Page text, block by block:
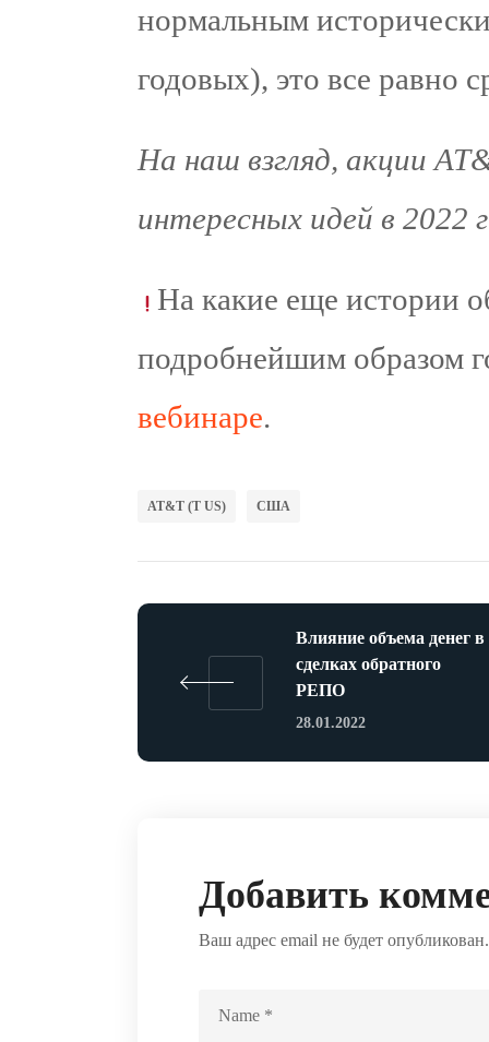
нормальным
годовых), это все равно
На наш взгляд, акции
интересных идей в 2022
На какие еще истории
подробнейшим образом
вебинаре.
AT&T (T US) США
Влияние объема денег в
сделках обратного
РЕПО
28.01.2022
Добавить
Ваш адрес email не будет опубликован.